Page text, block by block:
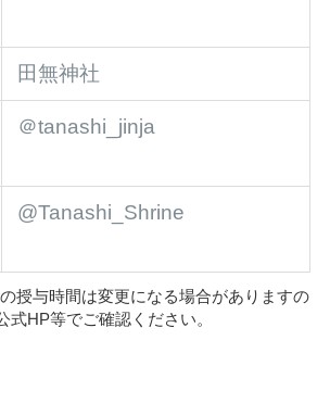
田無神社
＠tanashi_jinja
@Tanashi_Shrine
授与時間は変更になる場合がありますの
式HP等でご確認ください。